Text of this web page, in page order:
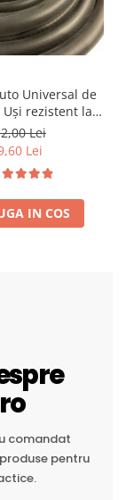
Universal de
Uși rezistent la
raze UV,
și temperaturi
Lei
Lei
IN COS
comandat
pentru